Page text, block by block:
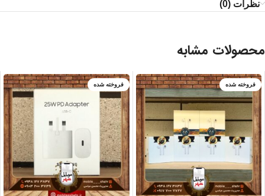
نظرات (0)
محصولات مشابه
فروخته شده
فروخته شده
سفید
مشکی